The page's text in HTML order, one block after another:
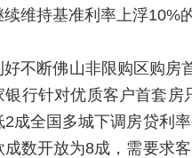
维持基准利率上浮10%
不断佛山非限购区购房
银行针对优质客户首套房
2成全国多城下调房贷利
数开放为8成，需要求